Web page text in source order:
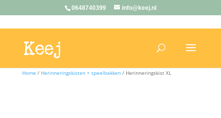
0648740399 info@keej.nl
Home / Herinneringskisten + speelbakken/ Herinneringskist XL